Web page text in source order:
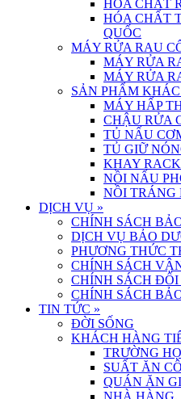
HÓA CHẤT
HÓA CHẤT
QUỐC
MÁY RỬA RAU
MÁY RỬA
MÁY RỬA
SẢN PHẨM KHÁC
MÁY HẤP
CHẬU RỬA
TỦ NẤU
TỦ GIỮ
KHAY
NỒI NẤU
NỒI TRÁNG
DỊCH VỤ »
CHÍNH SÁCH
DỊCH VỤ BẢO
PHƯƠNG THỨC
CHÍNH SÁCH
CHÍNH SÁCH ĐỔI
CHÍNH SÁCH
TIN TỨC »
ĐỜI SỐNG
KHÁCH HÀNG
TRƯỜNG
SUẤT ĂN
QUÁN ĂN
NHÀ HÀNG,